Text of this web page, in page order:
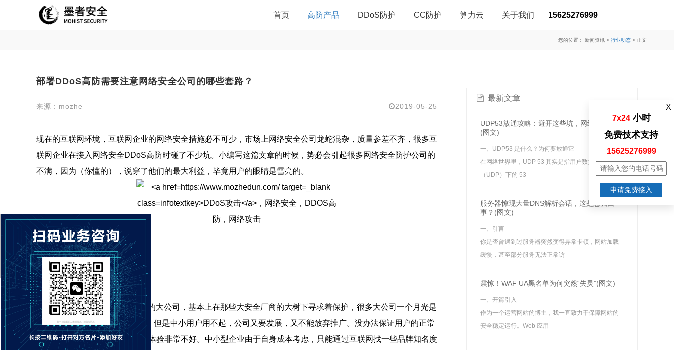
15625276999
首页 高防产品 DDoS防护 CC防护 算力云 关于我们
您的位置：新闻资讯 >行业动态 >正文
部署DDoS高防需要注意网络安全公司的哪些套路？
来源：mozhe 2019-05-25
现在的互联网环境，互联网企业的网络安全措施必不可少，市场上网络安全公司龙蛇混杂，质量参差不齐，很多互
联网企业在接入网络安全DDoS高防时碰了不少坑。小编写这篇文章的时候，势必会引起很多网络安全防护公司的
不满，因为（你懂的），说穿了他们的最大利益，毕竟用户的眼睛是雪亮的。
当DDOS网络攻击来临，不缺钱的大公司，基本上在那些大安全厂商的大树下寻求着保护，很多大公司一个月光是
高防的防护费用已经超过150万。但是中小用户用不起，公司又要发展，又不能放弃推广。没办法保证用户的正常
在线，只能在蹒跚中前进，用户体验非常不好。中小型企业由于自身成本考虑，只能通过互联网找一些品牌知名度
最新文章
UDP53放通攻略：避开这些坑，网络畅通无阻
(图文)
一、UDP53 是什么？为何要放通它
在网络世界里，UDP 53 其实是指用户数据报协议
（UDP）下的 53
服务器惊现大量DNS解析会话，这是怎么回
事？(图文)
一、引言
你是否曾遇到过服务器突然变得异常卡顿，网站加载
缓慢，甚至部分服务无法正常访
震惊！WAF UA黑名单为何突然“失灵”(图文)
一、开篇引入
作为一个运营网站的博主，我一直致力于保障网站的
安全稳定运行。Web 应用
X
7x24小时
免费技术支持
15625276999
申请免费接入